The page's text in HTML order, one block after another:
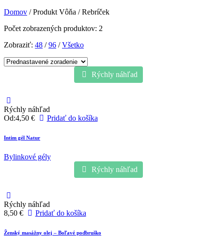
Domov / Produkt Vôňa / Rebríček
Počet zobrazených produktov: 2
Zobraziť: 48 /96 /Všetko
Rýchly náhľad
Rýchly náhľad
Od:4,50 € Pridať do košíka
Intim gél Natur
Bylinkové gély
Rýchly náhľad
Rýchly náhľad
8,50 € Pridať do košíka
Ženský masážny olej – Boľavé podbruško